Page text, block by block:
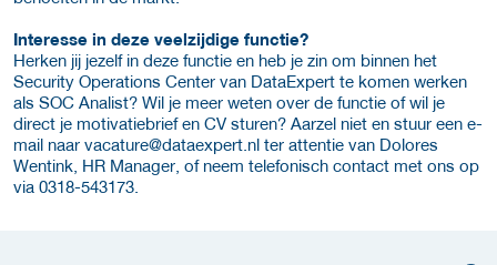
Interesse in deze veelzijdige functie?
Herken jij jezelf in deze functie en heb je zin om binnen het
Security Operations Center van DataExpert te komen werken
als SOC Analist? Wil je meer weten over de functie of wil je
direct je motivatiebrief en CV sturen? Aarzel niet en stuur een e-
mail naar vacature@dataexpert.nl ter attentie van Dolores
Wentink, HR Manager, of neem telefonisch contact met ons op
via 0318-543173.